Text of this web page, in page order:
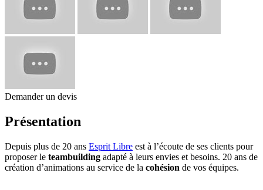
Demander un devis
Présentation
Depuis plus de 20 ans Esprit Libre est à l’écoute de ses clients pour
proposer le teambuilding adapté à leurs envies et besoins. 20 ans de
création d’animations au service de la cohésion de vos équipes.